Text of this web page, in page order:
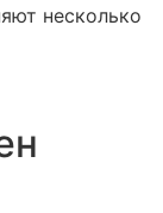
несколько